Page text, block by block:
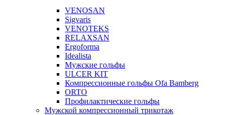
VENOSAN
Sigvaris
VENOTEKS
RELAXSAN
Ergoforma
Idealista
Мужские гольфы
ULCER KIT
Компрессионные гольфы Ofa Bamberg
ORTO
Профилактические гольфы
Мужской компрессионный трикотаж